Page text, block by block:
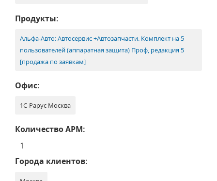
Продукты:
Альфа-Авто: Автосервис +Автозапчасти. Комплект на 5
пользователей (аппаратная защита) Проф, редакция 5
[продажа по заявкам]
Офис:
1С-Рарус Москва
Количество АРМ:
1
Города клиентов: